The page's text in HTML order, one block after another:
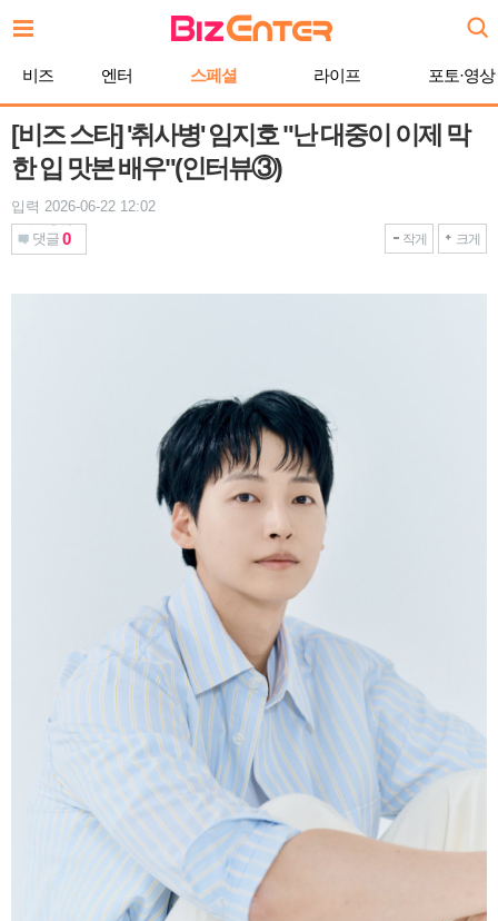
문
기
비즈 엔터 스페셜 라이프 포토·영상
[비즈 스타] '취사병' 임지호 "난 대중이 이제 막
한 입 맛본 배우"(인터뷰③)
입력 2026-06-22 12:02
댓글 0 작게 크게